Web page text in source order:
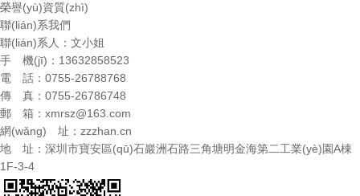
榮譽(yù)資質(zhì)
聯(lián)系我們
聯(lián)系人：文小姐
手 機(jī)：13632858523
電 話：0755-26788768
傳 真：0755-26786748
郵 箱： xmrsz@163.com
網(wǎng) 址： zzzhan.cn
地 址：深圳市寶安區(qū)石巖洲石路三角塘明金海第二工業(yè)園A棟
1F-3-4